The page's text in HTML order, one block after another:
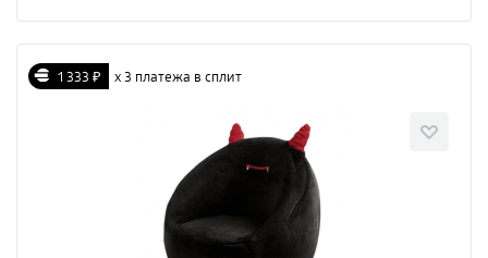
1 333 ₽ х 3 платежа в сплит